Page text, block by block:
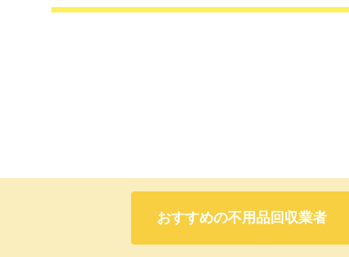
おすすめの不用品回収業者